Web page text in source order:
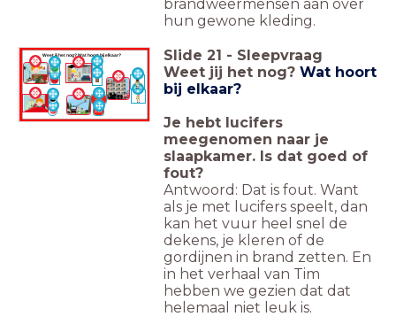
brandweermensen aan over
hun gewone kleding.
Weet jij het nog? Wat hoort bij elkaar?
0900-
0904
112
Slide 21 - Sleepvraag
Weet jij het nog? Wat hoort
bij elkaar?
Je hebt lucifers
meegenomen naar je
slaapkamer. Is dat goed of
fout?
Antwoord: Dat is fout. Want
als je met lucifers speelt, dan
kan het vuur heel snel de
dekens, je kleren of de
gordijnen in brand zetten. En
in het verhaal van Tim
hebben we gezien dat dat
helemaal niet leuk is.